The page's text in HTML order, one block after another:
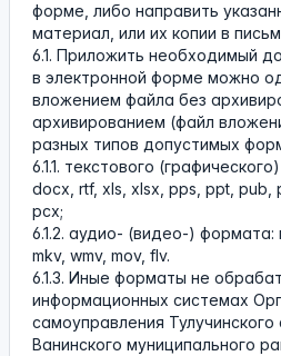
форме, либо направить
материал, или их копии в
6.1. Приложить необходимый
в электронной форме можно
вложением файла без
архивированием (файл
разных типов допустимых
6.1.1. текстового
docx, rtf, xls, xlsx, pps, ppt, pub,
pcx;
6.1.2. аудио- (видео-) формата:
mkv, wmv, mov, flv.
6.1.3. Иные форматы не
информационных системах
самоуправления Тулучинского
Ванинского муниципального